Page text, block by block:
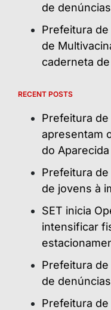
de
Prefeitura de
de
caderneta
RECENT POSTS
Prefeitura
apresentam
do
Prefeitura
de jovens à
SET inicia
intensificar
Prefeitura
de
Prefeitura de